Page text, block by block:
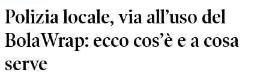
Polizia locale, via all’uso del
BolaWrap: ecco cos’è e a cosa
serve